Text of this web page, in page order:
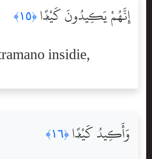
إِنَّهُمْ يَكِيدُونَ كَيْدًۭا ﴿١٥﴾
insidie,
وَأَكِيدُ كَيْدًۭا ﴿١٦﴾